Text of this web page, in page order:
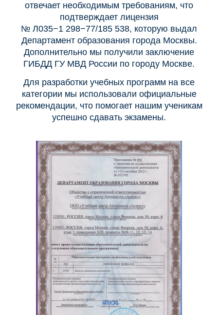
отвечает необходимым требованиям, что
подтверждает лицензия
№ Л035−1 298−77/185 538, которую выдал
Департамент образования города Москвы.
Дополнительно мы получили заключение
ГИБДД ГУ МВД России по городу Москве.
Для разработки учебных программ на все
категории мы использовали официальные
рекомендации, что помогает нашим ученикам
успешно сдавать экзамены.